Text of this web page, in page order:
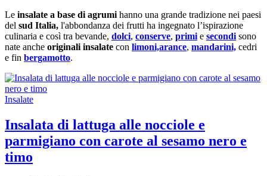
Le insalate a base di agrumi hanno una grande tradizione nei paesi
del sud Italia, l'abbondanza dei frutti ha ingegnato l’ispirazione
culinaria e così tra bevande, dolci, conserve, primi e secondi sono
nate anche originali insalate con limoni,arance, mandarini, cedri
e fin bergamotto.
Insalate
Insalata di lattuga alle nocciole e
parmigiano con carote al sesamo nero e
timo